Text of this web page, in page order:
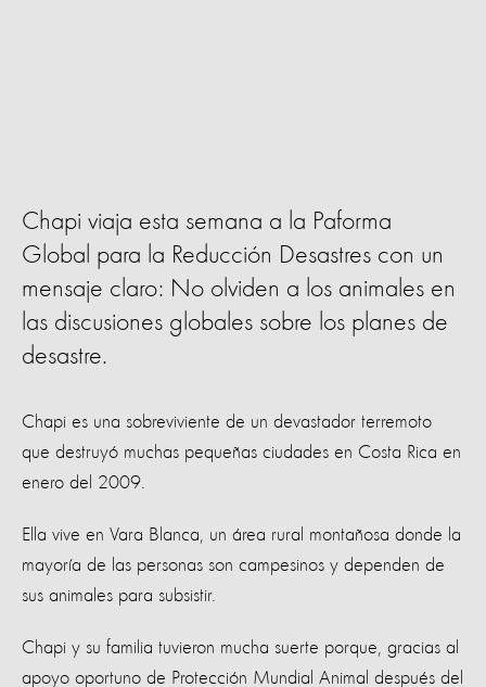
Chapi viaja esta semana a la Paforma
Global para la Reducción Desastres con un
mensaje claro: No olviden a los animales en
las discusiones globales sobre los planes de
desastre.
Chapi es una sobreviviente de un devastador terremoto
que destruyó muchas pequeñas ciudades en Costa Rica en
enero del 2009.
Ella vive en Vara Blanca, un área rural montañosa donde la
mayoría de las personas son campesinos y dependen de
sus animales para subsistir.
Chapi y su familia tuvieron mucha suerte porque, gracias al
apoyo oportuno de Protección Mundial Animal después del